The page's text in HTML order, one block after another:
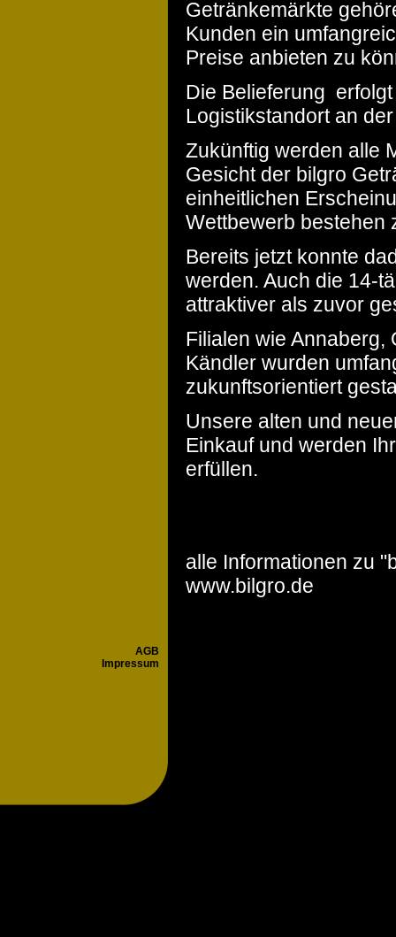
AGB
Impressum
Getränkemärkte
Kunden ein
Preise anbieten zu
Die Belieferung
Logistikstandort an
Zukünftig werden alle
Gesicht der bilgro
einheitlichen
Wettbewerb bestehen
Bereits jetzt konnte
werden. Auch die 14-
attraktiver als zuvor
Filialen wie
Kändler wurden
zukunftsorientiert
Unsere alten und
Einkauf und werden
erfüllen.
alle Informationen zu
www.bilgro.de